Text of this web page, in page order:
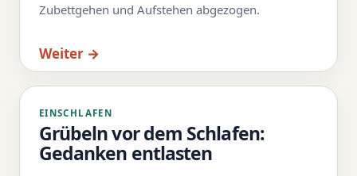
Zubettgehen und Aufstehen abgezogen.
Weiter →
EINSCHLAFEN
Grübeln vor dem Schlafen:
Gedanken entlasten